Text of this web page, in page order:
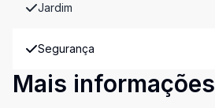
Jardim
Segurança
Mais informações